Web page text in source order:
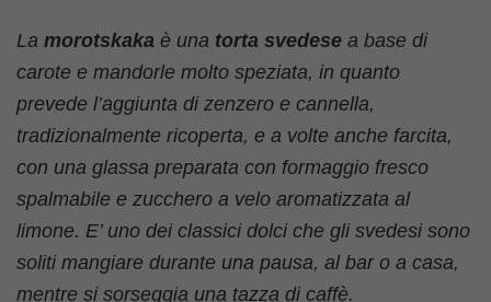
La morotskaka è una torta svedese a base di
carote e mandorle molto speziata, in quanto
prevede l’aggiunta di zenzero e cannella,
tradizionalmente ricoperta, e a volte anche farcita,
con una glassa preparata con formaggio fresco
spalmabile e zucchero a velo aromatizzata al
limone. E’ uno dei classici dolci che gli svedesi sono
soliti mangiare durante una pausa, al bar o a casa,
mentre si sorseggia una tazza di caffè.